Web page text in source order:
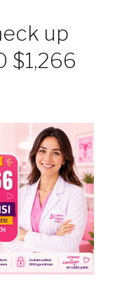
up
$1,266